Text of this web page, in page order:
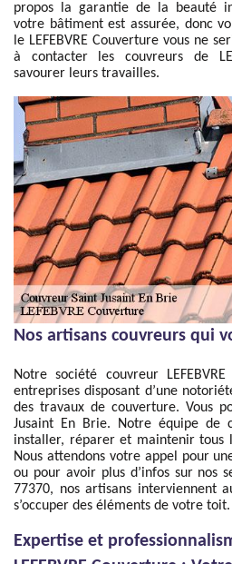
propos la garantie de la beauté
votre bâtiment est assurée, donc
le LEFEBVRE Couverture vous ne
à contacter les couvreurs de
savourer leurs travailles.
Nos artisans couvreurs qui
Notre société couvreur
entreprises disposant d’une
des travaux de couverture. Vous
Jusaint En Brie. Notre équipe de
installer, réparer et maintenir tous
Nous attendons votre appel pour
ou pour avoir plus d’infos sur nos
77370, nos artisans interviennent
s’occuper des éléments de votre toit.
Expertise et